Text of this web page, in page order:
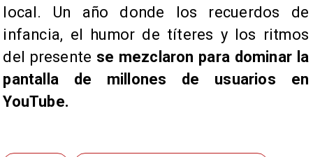
local. Un año donde los recuerdos de
infancia, el humor de títeres y los ritmos
del presente se mezclaron para dominar la
pantalla de millones de usuarios en
YouTube.